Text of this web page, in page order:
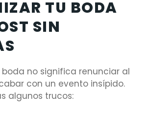
TU BODA
SIN
boda no significa renunciar al
con un evento insípido.
algunos trucos: